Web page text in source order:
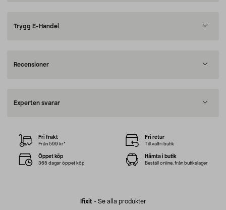
Trygg E-Handel
Recensioner
Experten svarar
Ifixit - Se alla produkter
Fri frakt
Från 599 kr*
Fri retur
Till valfri butik
Öppet köp
365 dagar öppet köp
Hämta i butik
Beställ online, från butikslager